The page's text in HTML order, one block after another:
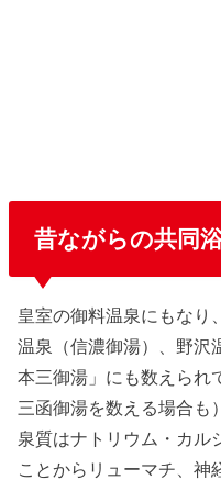
昔ながらの共同
皇室の御料温泉にもなり
温泉（信濃御湯）、野沢
本三御湯」にも数えられ
三函御湯を数える場合も
泉質はナトリウム・カル
ことからリューマチ、神